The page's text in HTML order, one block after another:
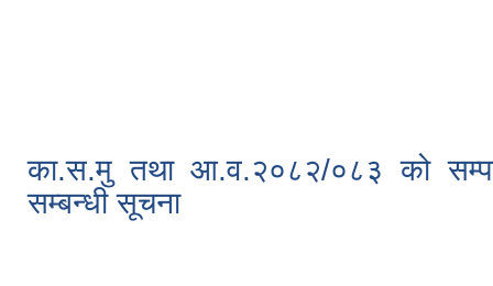
का.स.मु तथा आ.व.२०८२/०८३ को
सम्बन्धी सूचना